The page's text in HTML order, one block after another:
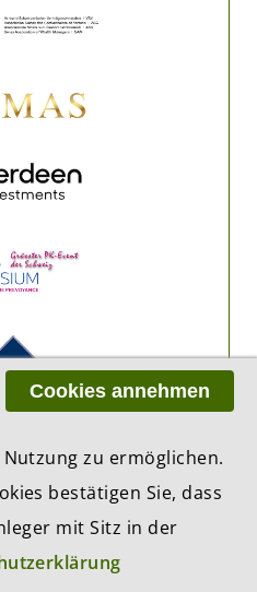
Cookies annehmen
zu ermöglichen.
bestätigen Sie, dass
mit Sitz in der